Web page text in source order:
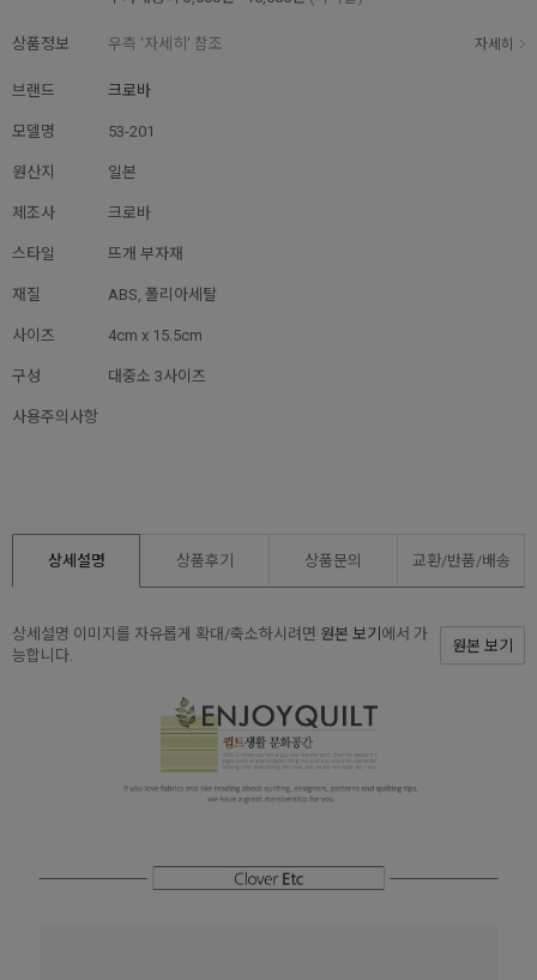
상품정보 우측 '자세히' 참조 자세히
브랜드 크로바
모델명 53-201
원산지 일본
제조사 크로바
스타일 뜨개 부자재
재질 ABS, 폴리아세탈
사이즈 4cm x 15.5cm
구성 대중소 3사이즈
사용주의사항
상세설명 상품후기 상품문의 교환/반품/배송
상세설명 이미지를 자유롭게 확대/축소하시려면 원본 보기 에서 가
능합니다.
원본 보기